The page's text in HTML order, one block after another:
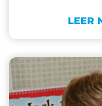
LEER